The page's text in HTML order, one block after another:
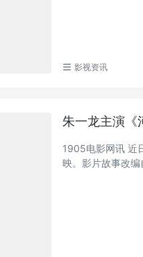
影视资讯
朱一龙主演《
1905电影网讯 近
映。影片故事改